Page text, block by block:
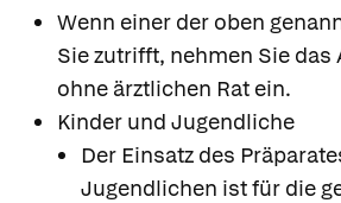
Wenn einer der oben
Sie zutrifft, nehmen Sie
ohne ärztlichen Rat ein.
Kinder und Jugendliche
Der Einsatz des
Jugendlichen ist für die